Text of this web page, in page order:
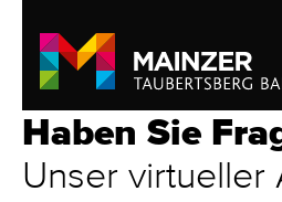
Haben Sie
Unser virtueller